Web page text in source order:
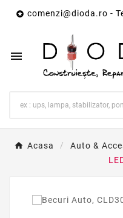
 comenzi@dioda.ro -

Acasa Auto &